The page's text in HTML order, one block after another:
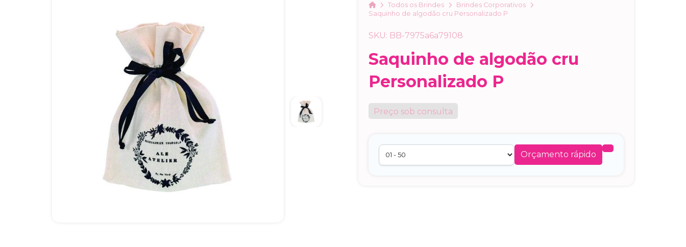
HomeTodos os Brindes
Brindes Corporativos
Saquinho de algodão cru Personalizado P
SKU: BB-7975a6a79108
Saquinho de algodão cru
Personalizado P
Preço sob consulta
Orçamento rápido